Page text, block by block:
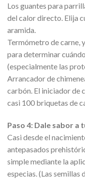
Los guantes para
del calor directo. Elija
aramida.
Termómetro de carne,
para determinar
(especialmente las
Arrancador de
carbón. El iniciador de
casi 100 briquetas de
Paso 4: Dale sabor a
Casi desde el
antepasados
simple mediante la
especias. (Las semillas